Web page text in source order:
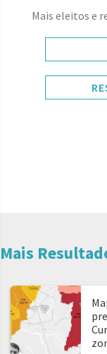
Mais eleitos e
Mais